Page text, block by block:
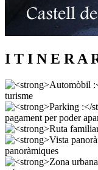
I T I N E R A